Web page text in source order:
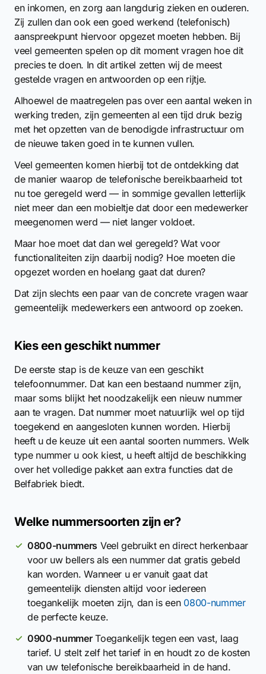
en inkomen, en zorg aan langdurig zieken en ouderen.
Zij zullen dan ook een goed werkend (telefonisch)
aanspreekpunt hiervoor opgezet moeten hebben. Bij
veel gemeenten spelen op dit moment vragen hoe dit
precies te doen. In dit artikel zetten wij de meest
gestelde vragen en antwoorden op een rijtje.
Alhoewel de maatregelen pas over een aantal weken in
werking treden, zijn gemeenten al een tijd druk bezig
met het opzetten van de benodigde infrastructuur om
de nieuwe taken goed in te kunnen vullen.
Veel gemeenten komen hierbij tot de ontdekking dat
de manier waarop de telefonische bereikbaarheid tot
nu toe geregeld werd — in sommige gevallen letterlijk
niet meer dan een mobieltje dat door een medewerker
meegenomen werd — niet langer voldoet.
Maar hoe moet dat dan wel geregeld? Wat voor
functionaliteiten zijn daarbij nodig? Hoe moeten die
opgezet worden en hoelang gaat dat duren?
Dat zijn slechts een paar van de concrete vragen waar
gemeentelijk medewerkers een antwoord op zoeken.
Kies een geschikt nummer
De eerste stap is de keuze van een geschikt
telefoonnummer. Dat kan een bestaand nummer zijn,
maar soms blijkt het noodzakelijk een nieuw nummer
aan te vragen. Dat nummer moet natuurlijk wel op tijd
toegekend en aangesloten kunnen worden. Hierbij
heeft u de keuze uit een aantal soorten nummers. Welk
type nummer u ook kiest, u heeft altijd de beschikking
over het volledige pakket aan extra functies dat de
Belfabriek biedt.
Welke nummersoorten zijn er?
0800-nummers Veel gebruikt en direct herkenbaar
voor uw bellers als een nummer dat gratis gebeld
kan worden. Wanneer u er vanuit gaat dat
gemeentelijk diensten altijd voor iedereen
toegankelijk moeten zijn, dan is een 0800-nummer
de perfecte keuze.
0900-nummerToegankelijk tegen een vast, laag
tarief. U stelt zelf het tarief in en houdt zo de kosten
van uw telefonische bereikbaarheid in de hand.